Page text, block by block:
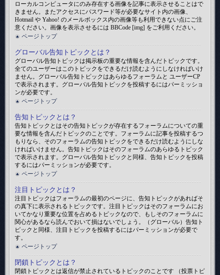
ローカルコンピュータにのみ存在する画像を記事に表示させることはで
きません。またアクセスにパスワード等が必要なサイト内の画像、
Hotmail や Yahoo! のメールボックス内の画像等も利用できない点にご注
意ください。画像を表示させるには BBCode [img] をご利用ください。
ページトップ
グローバル告知トピックとは？
グローバル告知トピックは掲示板の重要な情報を含んだトピックです。
全てのユーザーはこのトピックをできるだけ読むようにしなければいけ
ません。グローバル告知トピックはあらゆるフォーラムと ユーザーCP
で表示されます。グローバル告知トピックを投稿するにはパーミッショ
ンが必要です。
ページトップ
告知トピックとは？
告知トピックとはその告知トピックが存在するフォーラムについての重
要な情報を含んだトピックのことです。フォーラムに記事を投稿するつ
もりなら、そのフォーラムの告知トピックをできるだけ読むようにしな
ければいけません。告知トピックはそのフォーラムのあらゆるトピック
で表示されます。グローバル告知トピックと同様、告知トピックを投稿
するにはパーミッションが必要です。
ページトップ
注目トピックとは？
注目トピックはフォーラムの最初のページに、告知トピックがあればそ
の真下に表示されるトピックです。注目トピックはそのフォーラムにお
いてかなり重要な位置を占めるトピックなので、もしそのフォーラムに
関心があるなら読んでおいて損はないでしょう。（グローバル）告知ト
ピックと同様、注目トピックを投稿するにはパーミッションが必要で
す。
ページトップ
閉鎖トピックとは？
閉鎖トピックとは返信が禁止されているトピックのことです （投票トピ